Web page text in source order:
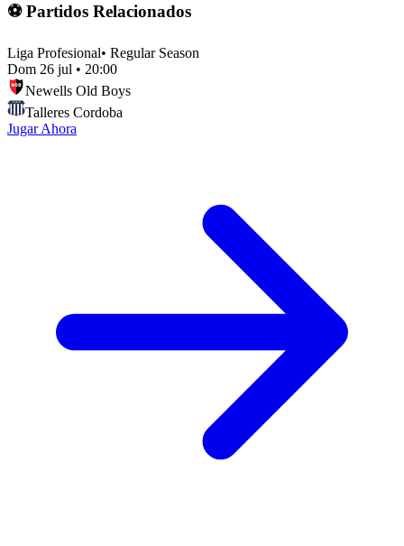
⚽ Partidos Relacionados
Liga Profesional• Regular Season
Dom 26 jul • 20:00
Newells Old Boys
Talleres Cordoba
Jugar Ahora